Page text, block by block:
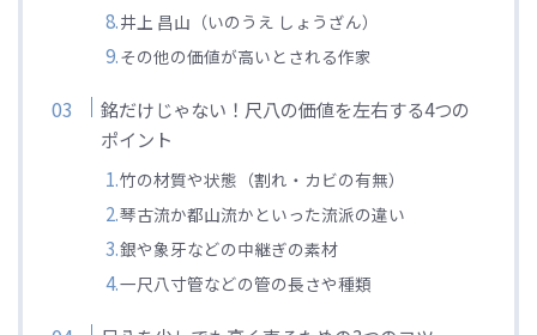
井上 昌山（いのうえ しょうざん）
その他の価値が高いとされる作家
銘だけじゃない！尺八の価値を左右する4つの
ポイント
竹の材質や状態（割れ・カビの有無）
琴古流か都山流かといった流派の違い
銀や象牙などの中継ぎの素材
一尺八寸管などの管の長さや種類